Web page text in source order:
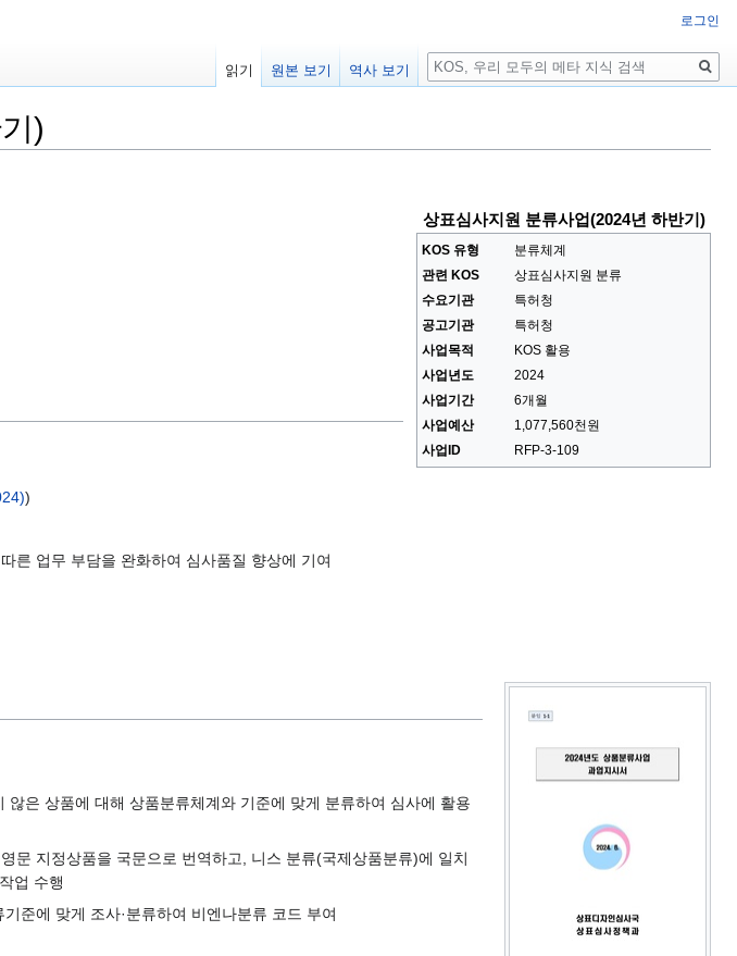
)
상표심사지원 분류사업(2024년 하반기)
KOS 유형
분류체계
관련 KOS
상표심사지원 분류
수요기관
특허청
공고기관
특허청
사업목적
KOS 활용
사업년도
2024
사업기간
6개월
사업예산
1,077,560천원
사업ID
RFP-3-109
)
른 업무 부담을 완화하여 심사품질 향상에 기여
은 상품에 대해 상품분류체계와 기준에 맞게 분류하여 심사에 활용
문 지정상품을 국문으로 번역하고, 니스 분류(국제상품분류)에 일치
업 수행
준에 맞게 조사·분류하여 비엔나분류 코드 부여
로그인
읽기 원본 보기 역사 보기
검
색